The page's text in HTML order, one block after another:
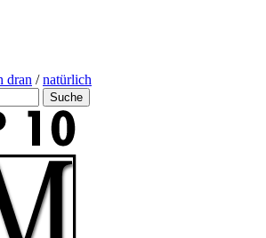
dran /natürlich